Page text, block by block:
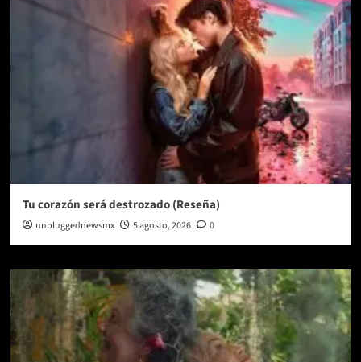
Tu corazón será destrozado (Reseña)
unpluggednewsmx 5 agosto, 2026 0